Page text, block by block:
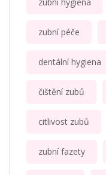
zubní hygiena
zubní péče
dentální hygiena
čištění zubů
citlivost zubů
zubní fazety